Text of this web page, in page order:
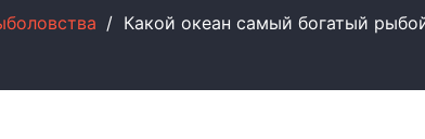
Какой океан самый богатый